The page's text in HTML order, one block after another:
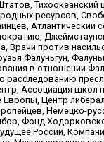
Тихоокеанский
ресурсов,
Атлантический
Врачи против
Фалуньгун,
в отношении
расследованию
Ассоциация школ
Центр
Немецко-
Фонд
России,